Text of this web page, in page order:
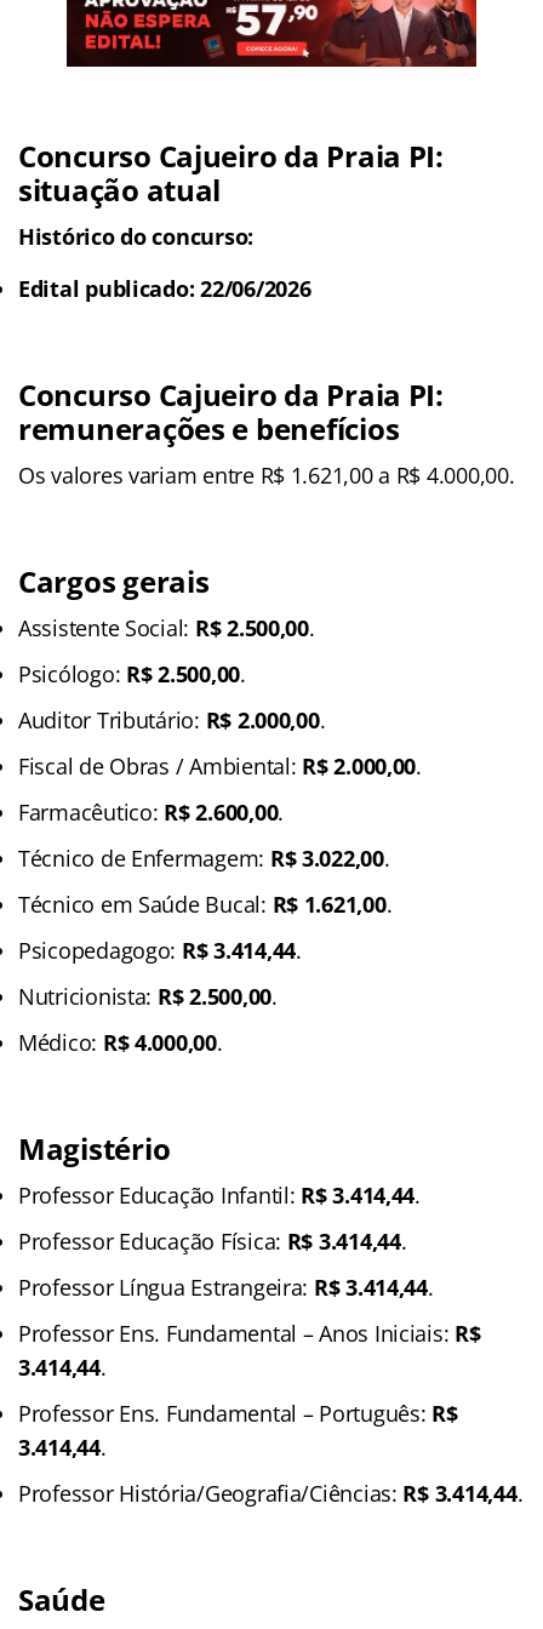
Concurso Cajueiro da Praia PI:
situação atual
Histórico do concurso:
Edital publicado: 22/06/2026
Concurso Cajueiro da Praia PI:
remunerações e benefícios
Os valores variam entre R$ 1.621,00 a R$ 4.000,00.
Cargos gerais
Assistente Social: R$ 2.500,00.
Psicólogo: R$ 2.500,00.
Auditor Tributário: R$ 2.000,00.
Fiscal de Obras / Ambiental: R$ 2.000,00.
Farmacêutico: R$ 2.600,00.
Técnico de Enfermagem: R$ 3.022,00.
Técnico em Saúde Bucal: R$ 1.621,00.
Psicopedagogo: R$ 3.414,44.
Nutricionista: R$ 2.500,00.
Médico: R$ 4.000,00.
Magistério
Professor Educação Infantil: R$ 3.414,44.
Professor Educação Física: R$ 3.414,44.
Professor Língua Estrangeira: R$ 3.414,44.
Professor Ens. Fundamental – Anos Iniciais: R$
3.414,44.
Professor Ens. Fundamental – Português: R$
3.414,44.
Professor História/Geografia/Ciências: R$ 3.414,44.
Saúde